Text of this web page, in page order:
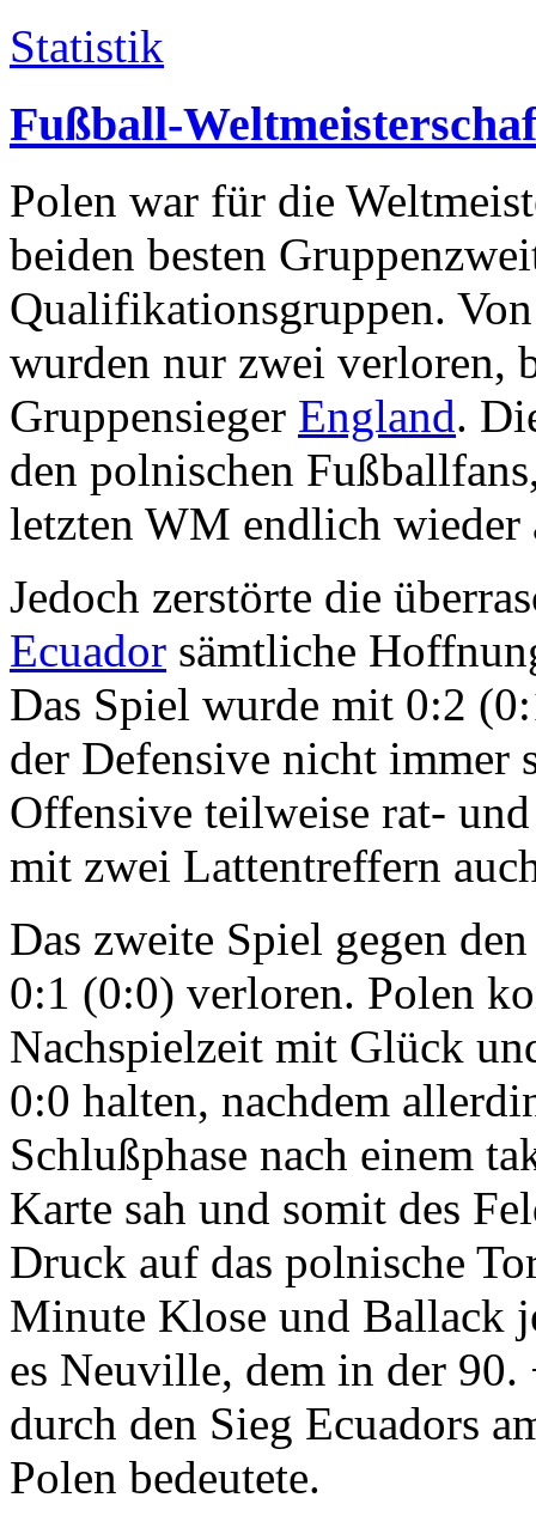
Statistik
Fußball-
Polen war für die
beiden besten
Qualifikationsgruppen.
wurden nur zwei verloren,
Gruppensieger England.
den polnischen
letzten WM endlich wieder
Jedoch zerstörte die
Ecuador sämtliche
Das Spiel wurde mit 0:2
der Defensive nicht immer
Offensive teilweise rat-
mit zwei Lattentreffern
Das zweite Spiel gegen
0:1 (0:0) verloren. Polen
Nachspielzeit mit Glück
0:0 halten, nachdem
Schlußphase nach einem
Karte sah und somit des
Druck auf das polnische
Minute Klose und Ballack
es Neuville, dem in der
durch den Sieg Ecuadors
Polen bedeutete.